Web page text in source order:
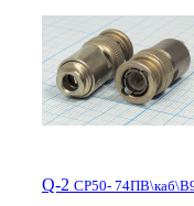
Q-2 СР50-